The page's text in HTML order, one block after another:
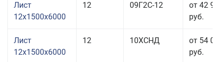
Лист
12x1500x6000
12 09Г2С-12
от 42
руб.
Лист
12x1500x6000
12 10ХСНД
от 54
руб.